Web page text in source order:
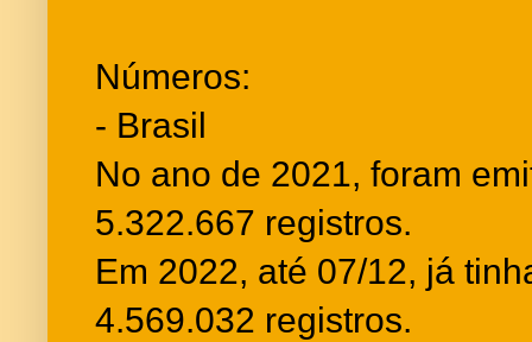
Números:
- Brasil
No ano de 2021, foram
5.322.667 registros.
Em 2022, até 07/12, já
4.569.032 registros.